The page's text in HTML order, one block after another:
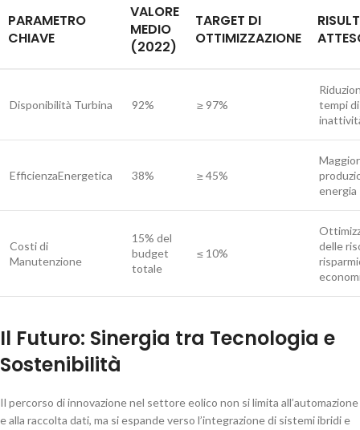
PARAMETRO
CHIAVE
VALORE
MEDIO
(2022)
TARGET DI
OTTIMIZZAZIONE
Disponibilità Turbina 92% ≥ 97%
tempi di
EfficienzaEnergetica 38% ≥ 45%
energia
Costi di
Manutenzione
15% del
budget
totale
≤ 10%
delle
Il Futuro: Sinergia tra Tecnologia e
Sostenibilità
Il percorso di innovazione nel settore eolico non si limita all’automazione
e alla raccolta dati, ma si espande verso l’integrazione di sistemi ibridi e